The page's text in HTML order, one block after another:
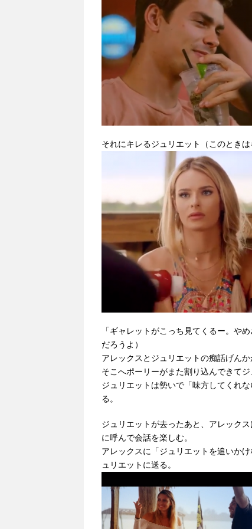
それにキレるジュリエット（このとき
「ギャレットがこっち見てくるー。や
だろうよ）
アレックスとジュリエットの痴話げんか
そこへポーリーがまた割り込んできて
ジュリエットは勢いで「味方してくれ
る。
ジュリエットが去ったあと、アレック
に呼んで会話を楽しむ。
アレックスに「ジュリエットを追いか
ュリエットに送る。